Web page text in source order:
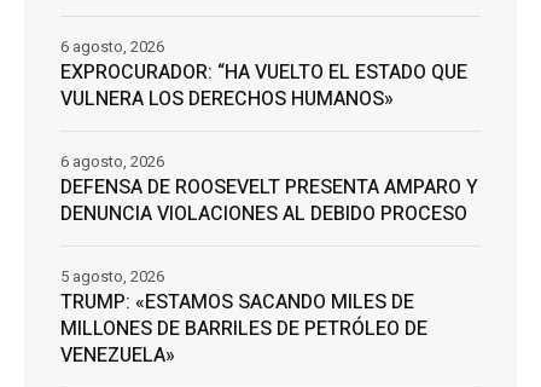
EXPROCURADOR: “HA VUELTO EL ESTADO QUE
VULNERA LOS DERECHOS HUMANOS»
6 agosto, 2026
DEFENSA DE ROOSEVELT PRESENTA AMPARO Y
DENUNCIA VIOLACIONES AL DEBIDO PROCESO
6 agosto, 2026
TRUMP: «ESTAMOS SACANDO MILES DE
MILLONES DE BARRILES DE PETRÓLEO DE
VENEZUELA»
5 agosto, 2026